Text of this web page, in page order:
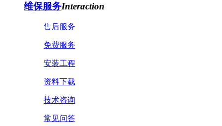
维保服务Interaction
售后服务
免费服务
安装工程
资料下载
技术咨询
常见问答